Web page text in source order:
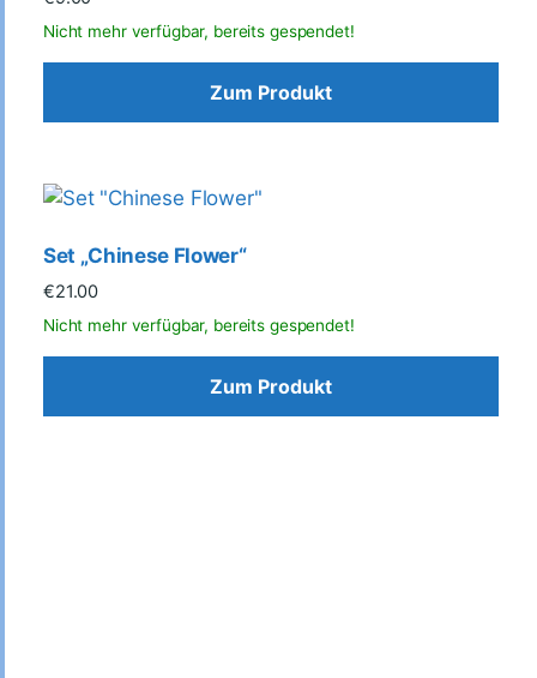
Zum Produkt
Set „Chinese Flower“
€21.00
Zum Produkt